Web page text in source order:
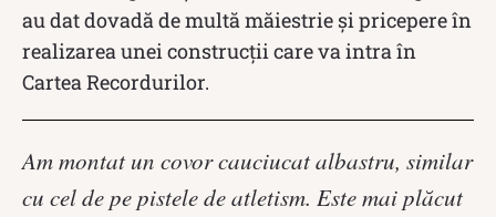
au dat dovadă de multă măiestrie și pricepere în
realizarea unei construcții care va intra în
Cartea Recordurilor.
Am montat un covor cauciucat albastru, similar
cu cel de pe pistele de atletism. Este mai plăcut